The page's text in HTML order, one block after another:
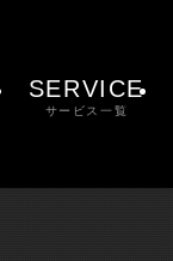
SERVICE
サービス一覧